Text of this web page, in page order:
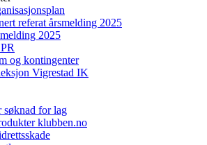
referat årsmelding 2025
2025
og kontingenter
Vigrestad IK
søknad for lag
klubben.no